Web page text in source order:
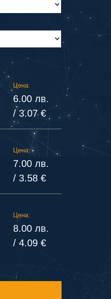
Цена:
6.00 лв.
/ 3.07 €
Цена:
7.00 лв.
/ 3.58 €
Цена:
8.00 лв.
/ 4.09 €